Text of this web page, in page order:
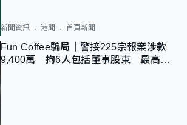
新聞資訊 港聞 首頁新聞
Fun Coffee騙局｜警接225宗報案涉款
9,400萬 拘6人包括董事股東 最高金